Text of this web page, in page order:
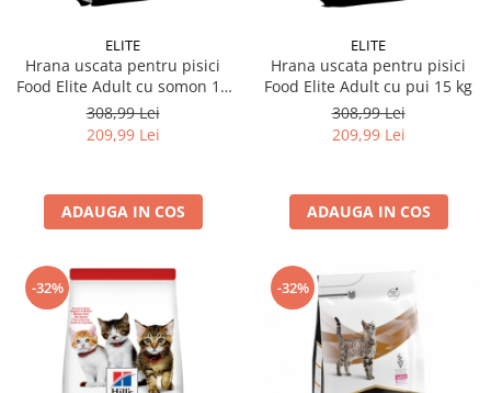
ELITE
Hrana uscata pentru pisici
Food Elite Adult cu somon 15
kg
308,99 Lei
209,99 Lei
ADAUGA IN COS
ELITE
Hrana uscata pentru pisici
Food Elite Adult cu pui 15 kg
308,99 Lei
209,99 Lei
ADAUGA IN COS
-32% -32%